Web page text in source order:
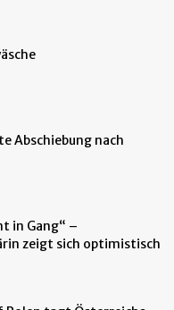
Abschiebung nach
in Gang“ –
zeigt sich optimistisch